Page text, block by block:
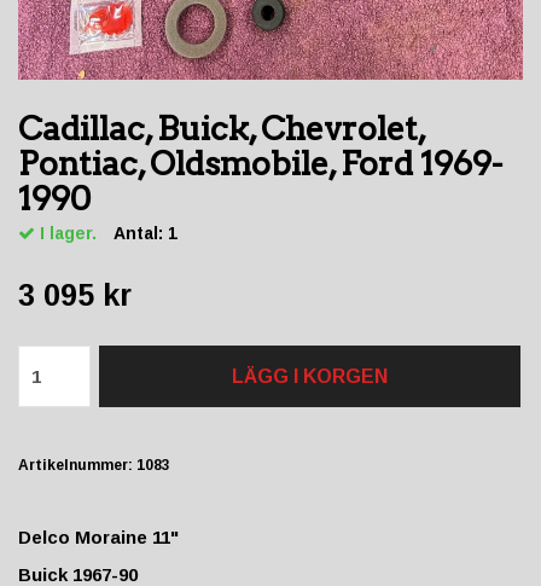
Cadillac, Buick, Chevrolet,
Pontiac, Oldsmobile, Ford 1969-
1990
I lager. Antal: 1
3 095 kr
LÄGG I KORGEN
Artikelnummer: 1083
Delco Moraine 11"
Buick 1967-90